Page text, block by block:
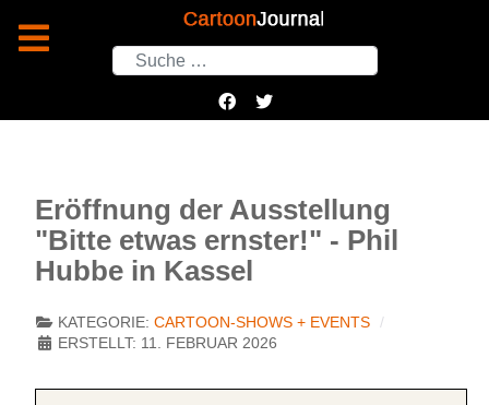
Suchen
Eröffnung der Ausstellung
"Bitte etwas ernster!" - Phil
Hubbe in Kassel
KATEGORIE: CARTOON-SHOWS + EVENTS
ERSTELLT: 11. FEBRUAR 2026